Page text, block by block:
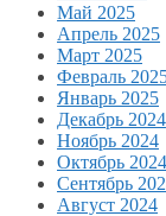
Май 2025
Апрель 2025
Март 2025
Февраль
Январь 2025
Декабрь 2024
Ноябрь 2024
Октябрь 2024
Сентябрь
Август 2024